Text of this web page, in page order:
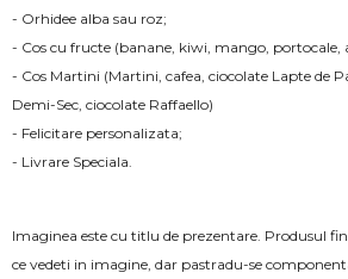
- Orhidee alba sau roz;
- Cos cu fructe (banane, kiwi, mango, portocale,
- Cos Martini (Martini, cafea, ciocolate Lapte de
Demi-Sec, ciocolate Raffaello)
- Felicitare personalizata;
- Livrare Speciala.
Imaginea este cu titlu de prezentare. Produsul
ce vedeti in imagine, dar pastradu-se